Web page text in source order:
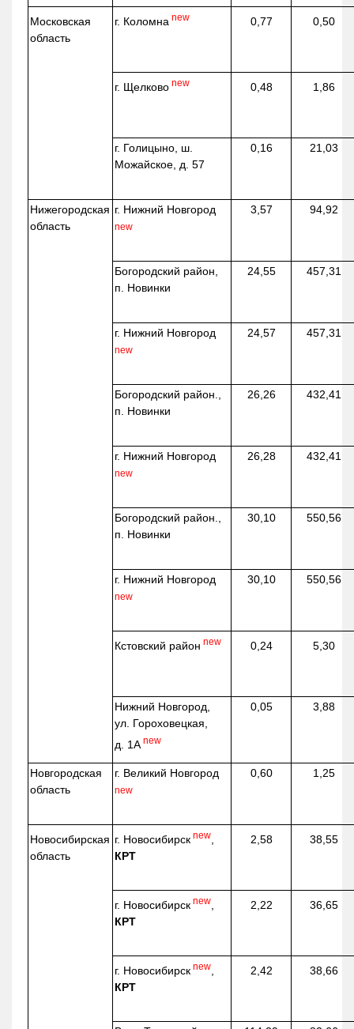
Московская
область
г. Коломна new 0,77 0,50
г. Щелково new 0,48 1,86
г. Голицыно, ш.
Можайское, д. 57
0,16 21,03
Нижегородская
область
г. Нижний Новгород
new
3,57 94,92
Богородский район,
п. Новинки
24,55 457,31
г. Нижний Новгород
new
24,57 457,31
Богородский район.,
п. Новинки
26,26 432,41
г. Нижний Новгород
new
26,28 432,41
Богородский район.,
п. Новинки
30,10 550,56
г. Нижний Новгород
new
30,10 550,56
Кстовский район new 0,24 5,30
Нижний Новгород,
ул. Гороховецкая,
д. 1А new
0,05 3,88
Новгородская
область
г. Великий Новгород
new
0,60 1,25
Новосибирская
область
г. Новосибирск new
КРТ
2,58 38,55
г. Новосибирск new
КРТ
2,22 36,65
г. Новосибирск new
КРТ
2,42 38,66